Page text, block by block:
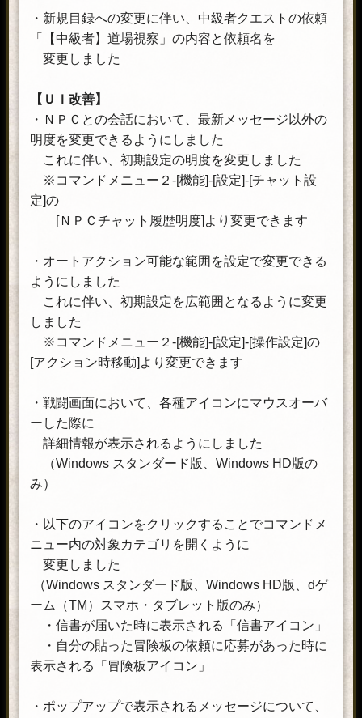
・新規目録への変更に伴い、中級者クエストの依頼
「【中級者】道場視察」の内容と依頼名を
変更しました
【ＵＩ改善】
・ＮＰＣとの会話において、最新メッセージ以外の
明度を変更できるようにしました
これに伴い、初期設定の明度を変更しました
※コマンドメニュー２-[機能]-[設定]-[チャット設
定]の
[ＮＰＣチャット履歴明度]より変更できます
・オートアクション可能な範囲を設定で変更できる
ようにしました
これに伴い、初期設定を広範囲となるように変更
しました
※コマンドメニュー２-[機能]-[設定]-[操作設定]の
[アクション時移動]より変更できます
・戦闘画面において、各種アイコンにマウスオーバ
ーした際に
詳細情報が表示されるようにしました
（Windows スタンダード版、Windows HD版の
み）
・以下のアイコンをクリックすることでコマンドメ
ニュー内の対象カテゴリを開くように
変更しました
（Windows スタンダード版、Windows HD版、dゲ
ーム（TM）スマホ・タブレット版のみ）
・信書が届いた時に表示される「信書アイコン」
・自分の貼った冒険板の依頼に応募があった時に
表示される「冒険板アイコン」
・ポップアップで表示されるメッセージについて、